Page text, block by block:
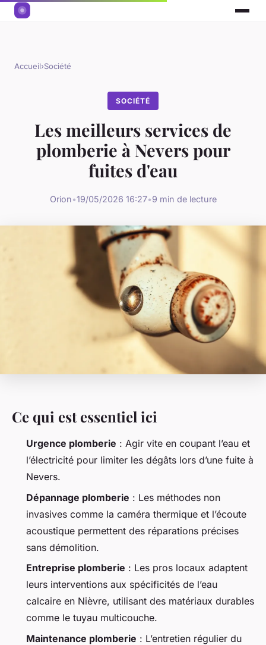
Accueil›Société
SOCIÉTÉ
Les meilleurs services de
plomberie à Nevers pour
fuites d'eau
Orion•19/05/2026 16:27•9 min de lecture
Ce qui est essentiel ici
Urgence plomberie : Agir vite en coupant l’eau et
l’électricité pour limiter les dégâts lors d’une fuite à
Nevers.
Dépannage plomberie : Les méthodes non
invasives comme la caméra thermique et l’écoute
acoustique permettent des réparations précises
sans démolition.
Entreprise plomberie : Les pros locaux adaptent
leurs interventions aux spécificités de l’eau
calcaire en Nièvre, utilisant des matériaux durables
comme le tuyau multicouche.
Maintenance plomberie : L’entretien régulier du